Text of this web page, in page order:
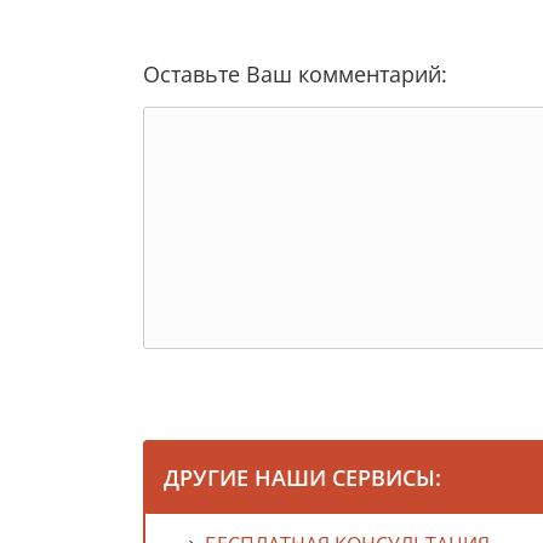
Оставьте Ваш комментарий:
ДРУГИЕ НАШИ СЕРВИСЫ: